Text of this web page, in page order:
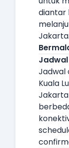
diantar
Jakarta.
Jadwal
Kuala